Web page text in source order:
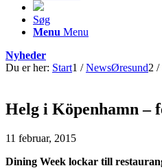
Søg
Menu Menu
Nyheder
Du er her: Start1 / NewsØresund2 /
Helg i Köpenhamn –
11 februar, 2015
Dining Week lockar till